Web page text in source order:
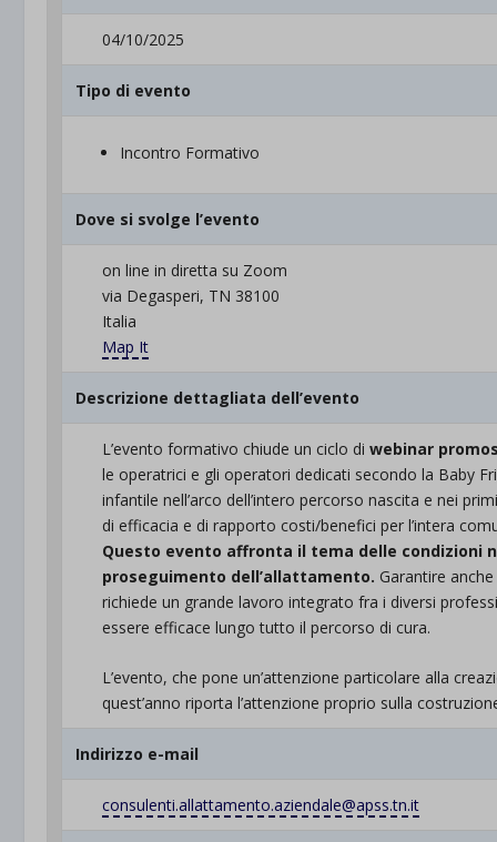
04/10/2025
Tipo di evento
Incontro Formativo
Dove si svolge l’evento
on line in diretta su Zoom
via Degasperi, TN 38100
Italia
Map It
Descrizione dettagliata dell’evento
L’evento formativo chiude un ciclo di webinar
le operatrici e gli operatori dedicati secondo la Baby
infantile nell’arco dell’intero percorso nascita e nei
di efficacia e di rapporto costi/benefici per l’intera
Questo evento affronta il tema delle condizioni
proseguimento dell’allattamento. Garantire
richiede un grande lavoro integrato fra i diversi
essere efficace lungo tutto il percorso di cura.
L’evento, che pone un’attenzione particolare alla
quest’anno riporta l’attenzione proprio sulla
Indirizzo e-mail
consulenti.allattamento.aziendale@apss.tn.it